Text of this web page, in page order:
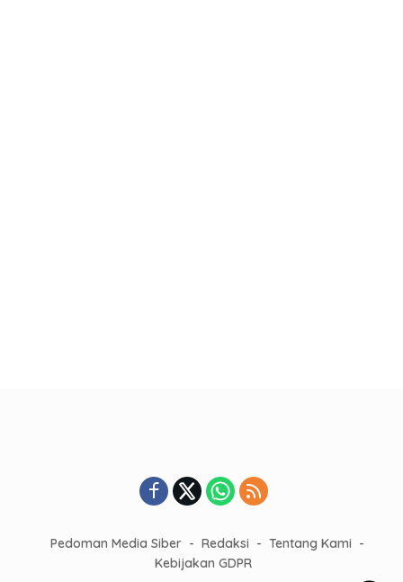
Pedoman Media Siber Redaksi
Tentang Kami
Kebijakan GDPR